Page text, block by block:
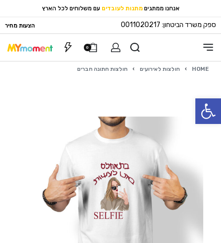
פתח סרגל נגישות
אנחנו ממתגים מתנות לעובדים עם משלוחים לכל הארץ
ספק משרד הביטחון: 0011020217 הצעות מחיר
0
HOME
› חולצות לאירועים › חולצות חתונה חברים